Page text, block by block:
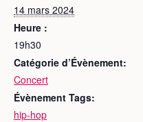
14 mars 2024
Heure :
19h30
Catégorie d’Évènement:
Concert
Évènement Tags:
hip-hop